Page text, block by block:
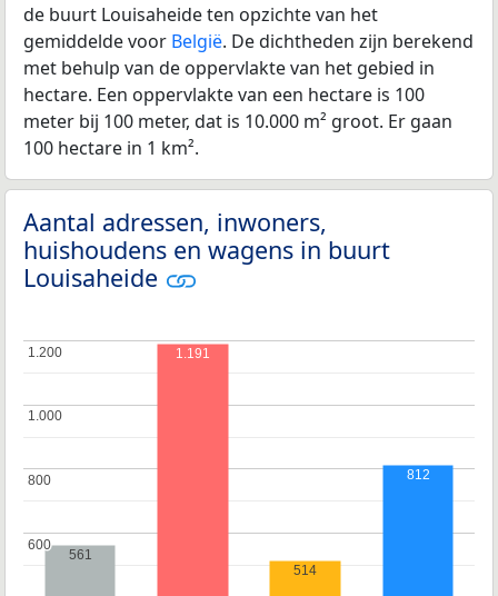
de buurt Louisaheide ten opzichte van het
gemiddelde voor België. De dichtheden zijn berekend
met behulp van de oppervlakte van het gebied in
hectare. Een oppervlakte van een hectare is 100
meter bij 100 meter, dat is 10.000 m² groot. Er gaan
100 hectare in 1 km².
Aantal adressen, inwoners,
huishoudens en wagens in buurt
Louisaheide
600
600
800
800
1.000
1.000
1.200
1.200
561
1.191
514
812